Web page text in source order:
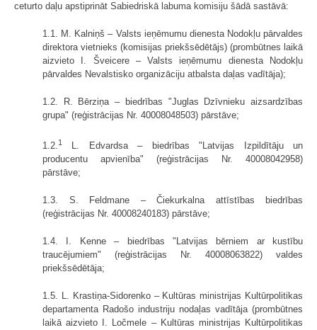
ceturto daļu apstiprināt Sabiedriskā labuma komisiju šādā sastāvā:
1.1. M. Kalniņš – Valsts ieņēmumu dienesta Nodokļu pārvaldes
direktora vietnieks (komisijas priekšsēdētājs) (prombūtnes laikā
aizvieto I. Šveicere – Valsts ieņēmumu dienesta Nodokļu
pārvaldes Nevalstisko organizāciju atbalsta daļas vadītāja);
1.2. R. Bērziņa – biedrības "Juglas Dzīvnieku aizsardzības
grupa" (reģistrācijas Nr. 40008048503) pārstāve;
1.2.1
L. Edvardsa – biedrības "Latvijas Izpildītāju un
producentu apvienība" (reģistrācijas Nr. 40008042958)
pārstāve;
1.3. S. Feldmane – Čiekurkalna attīstības biedrības
(reģistrācijas Nr. 40008240183) pārstāve;
1.4. I. Kenne – biedrības "Latvijas bērniem ar kustību
traucējumiem" (reģistrācijas Nr. 40008063822) valdes
priekšsēdētāja;
1.5. L. Krastiņa-Sidorenko – Kultūras ministrijas Kultūrpolitikas
departamenta Radošo industriju nodaļas vadītāja (prombūtnes
laikā aizvieto I. Ločmele – Kultūras ministrijas Kultūrpolitikas